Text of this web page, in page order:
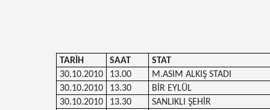
TARİH SAAT
STAT
30.10.2010
13.00
M.ASIM ALKIŞ STADI
30.10.2010
13.30
BİR EYLÜL
30.10.2010
13.30
SANLIKLI ŞEHİR